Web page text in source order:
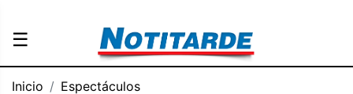
☰
Inicio Espectáculos